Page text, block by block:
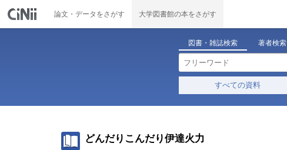
論文・データをさがす 大学図書館の本をさがす
図書・雑誌検索 著者検索
すべての資料
どんだりこんだり伊達火力